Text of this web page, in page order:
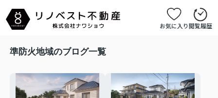
お気に入り閲覧履歴
準防火地域のブログ一覧